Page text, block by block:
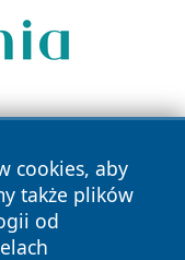
cookies, aby
także plików
od
prawa